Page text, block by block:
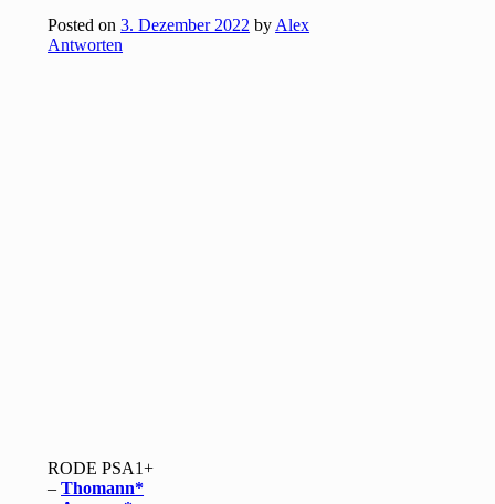
Posted on3. Dezember 2022 by Alex
Antworten
RODE PSA1+
–Thomann